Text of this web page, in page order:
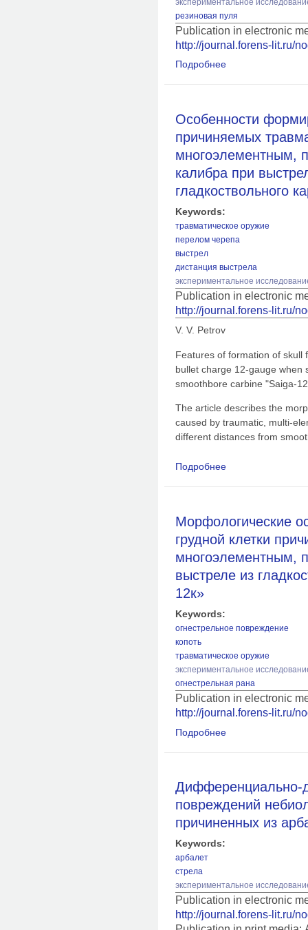
резиновая пуля
Publication in electronic
http://journal.forens-lit.ru/
Подробнее
Особенности
причиняемых
многоэлементным,
калибра при
гладкоствольного
Keywords:
травматическое оружие
перелом черепа
выстрел
дистанция выстрела
экспериментальное
Publication in electronic
http://journal.forens-lit.ru/
V. V. Petrov
Features of formation of skull
bullet charge 12-gauge when
smoothbore carbine "Saiga-
The article describes the
caused by traumatic, multi-
different distances from
Подробнее
Морфологические
грудной клетки
многоэлементным,
выстреле из
12к»
Keywords:
огнестрельное повреждение
копоть
травматическое оружие
экспериментальное
огнестрельная рана
Publication in electronic
http://journal.forens-lit.ru/
Подробнее
Дифференциально-
повреждений
причиненных из
Keywords:
арбалет
стрела
экспериментальное
Publication in electronic
http://journal.forens-lit.ru/